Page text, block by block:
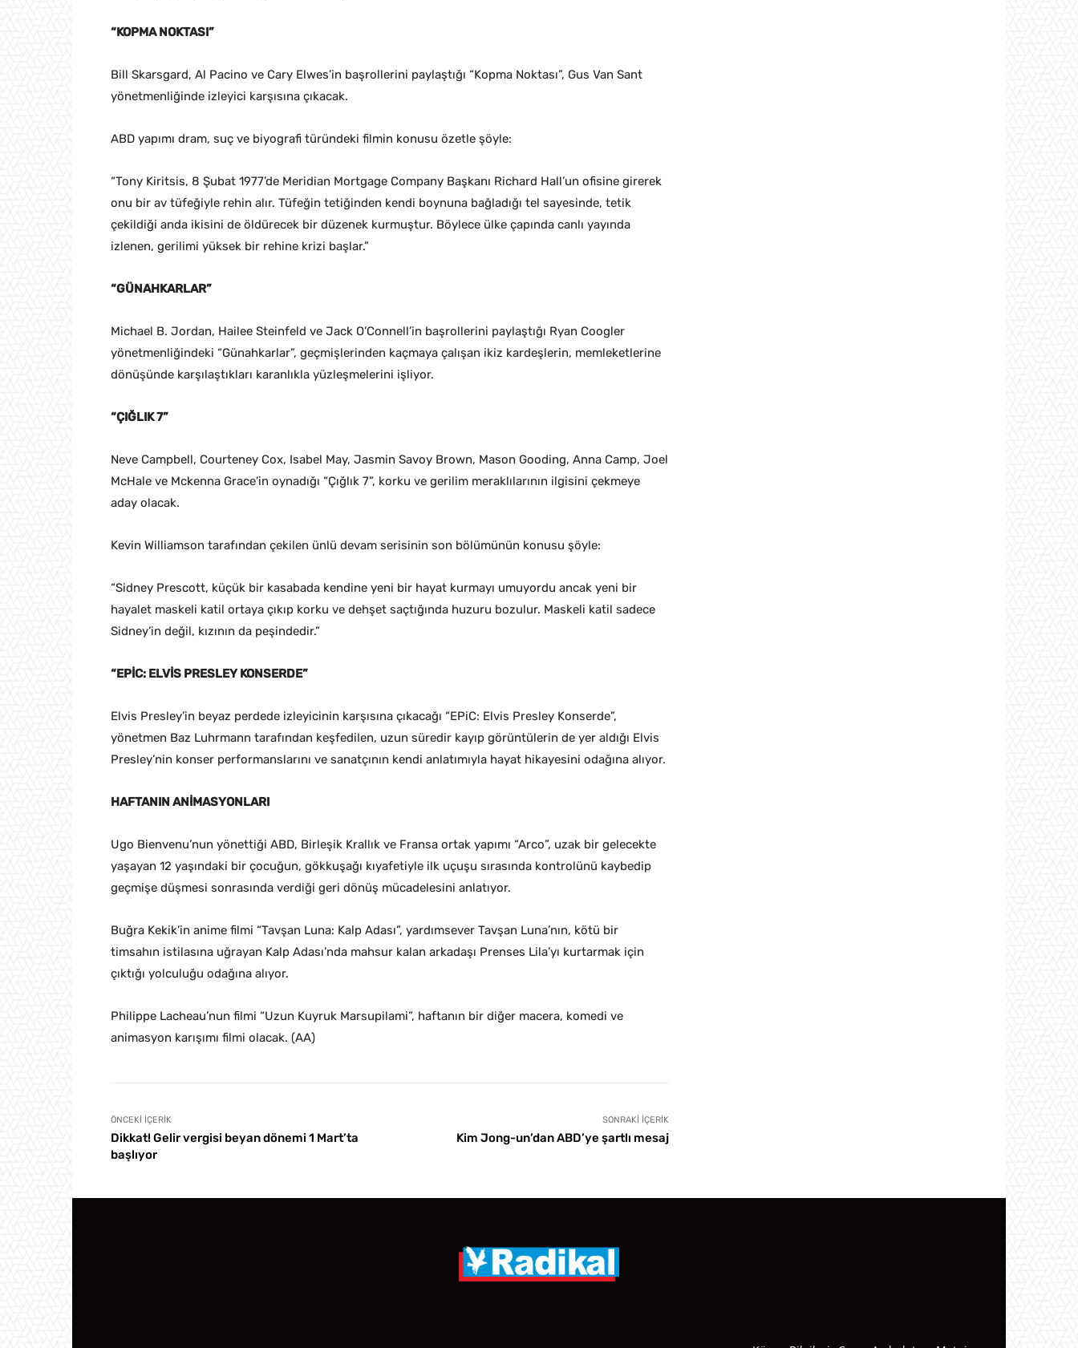
“KOPMA NOKTASI”
Bill Skarsgard, Al Pacino ve Cary Elwes’in başrollerini paylaştığı “Kopma Noktası”, Gus Van Sant
yönetmenliğinde izleyici karşısına çıkacak.
ABD yapımı dram, suç ve biyografi türündeki filmin konusu özetle şöyle:
“Tony Kiritsis, 8 Şubat 1977’de Meridian Mortgage Company Başkanı Richard Hall’un ofisine girerek
onu bir av tüfeğiyle rehin alır. Tüfeğin tetiğinden kendi boynuna bağladığı tel sayesinde, tetik
çekildiği anda ikisini de öldürecek bir düzenek kurmuştur. Böylece ülke çapında canlı yayında
izlenen, gerilimi yüksek bir rehine krizi başlar.”
“GÜNAHKARLAR”
Michael B. Jordan, Hailee Steinfeld ve Jack O’Connell’in başrollerini paylaştığı Ryan Coogler
yönetmenliğindeki “Günahkarlar”, geçmişlerinden kaçmaya çalışan ikiz kardeşlerin, memleketlerine
dönüşünde karşılaştıkları karanlıkla yüzleşmelerini işliyor.
“ÇIĞLIK 7”
Neve Campbell, Courteney Cox, Isabel May, Jasmin Savoy Brown, Mason Gooding, Anna Camp, Joel
McHale ve Mckenna Grace’in oynadığı “Çığlık 7”, korku ve gerilim meraklılarının ilgisini çekmeye
aday olacak.
Kevin Williamson tarafından çekilen ünlü devam serisinin son bölümünün konusu şöyle:
“Sidney Prescott, küçük bir kasabada kendine yeni bir hayat kurmayı umuyordu ancak yeni bir
hayalet maskeli katil ortaya çıkıp korku ve dehşet saçtığında huzuru bozulur. Maskeli katil sadece
Sidney’in değil, kızının da peşindedir.”
“EPİC: ELVİS PRESLEY KONSERDE”
Elvis Presley’in beyaz perdede izleyicinin karşısına çıkacağı “EPiC: Elvis Presley Konserde”,
yönetmen Baz Luhrmann tarafından keşfedilen, uzun süredir kayıp görüntülerin de yer aldığı Elvis
Presley’nin konser performanslarını ve sanatçının kendi anlatımıyla hayat hikayesini odağına alıyor.
HAFTANIN ANİMASYONLARI
Ugo Bienvenu’nun yönettiği ABD, Birleşik Krallık ve Fransa ortak yapımı “Arco”, uzak bir gelecekte
yaşayan 12 yaşındaki bir çocuğun, gökkuşağı kıyafetiyle ilk uçuşu sırasında kontrolünü kaybedip
geçmişe düşmesi sonrasında verdiği geri dönüş mücadelesini anlatıyor.
Buğra Kekik’in anime filmi “Tavşan Luna: Kalp Adası”, yardımsever Tavşan Luna’nın, kötü bir
timsahın istilasına uğrayan Kalp Adası’nda mahsur kalan arkadaşı Prenses Lila’yı kurtarmak için
çıktığı yolculuğu odağına alıyor.
Philippe Lacheau’nun filmi “Uzun Kuyruk Marsupilami”, haftanın bir diğer macera, komedi ve
animasyon karışımı filmi olacak. (AA)
ÖNCEKI İÇERIK
Dikkat! Gelir vergisi beyan dönemi 1 Mart’ta
başlıyor
SONRAKI İÇERIK
Kim Jong-un’dan ABD’ye şartlı mesaj